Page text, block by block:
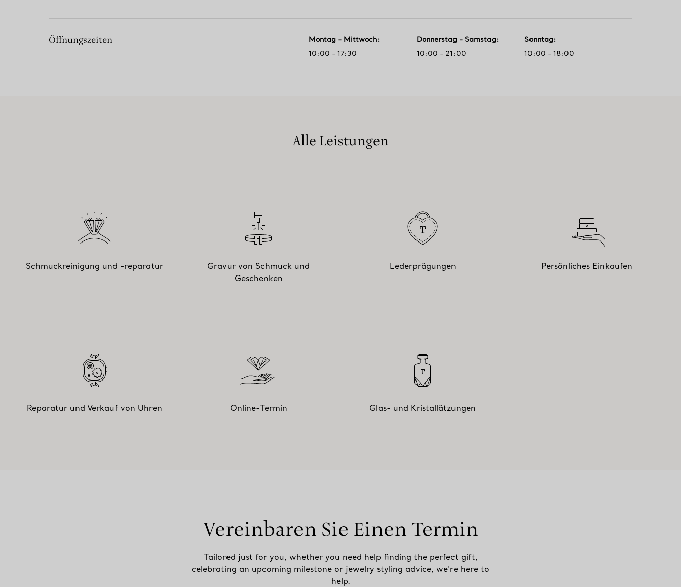
Öffnungszeiten Montag - Mittwoch:
10:00 - 17:30
Donnerstag - Samstag:
10:00 - 21:00
Sonntag:
10:00 - 18:00
Alle Leistungen
Schmuckreinigung und -reparatur
Gravur von Schmuck und
Geschenken
Lederprägungen Persönliches Einkaufen
Reparatur und Verkauf von Uhren Online-Termin Glas- und Kristallätzungen
Vereinbaren Sie Einen Termin
Tailored just for you, whether you need help finding the perfect gift,
celebrating an upcoming milestone or jewelry styling advice, we’re here to
help.